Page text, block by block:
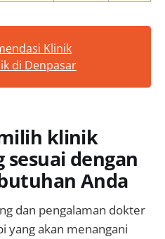
Klinik
di Denpasar
klinik
dengan
Anda
dan pengalaman dokter
yang akan menangani